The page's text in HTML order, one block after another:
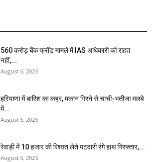
₹560 करोड़ बैंक फ्रॉड मामले में IAS अधिकारी को राहत
नहीं,...
August 6, 2026
हरियाणा में बारिश का कहर, मकान गिरने से चाची-भतीजा मलबे
में...
August 6, 2026
रेवाड़ी में 10 हजार की रिश्वत लेते पटवारी रंगे हाथ गिरफ्तार,...
August 6, 2026